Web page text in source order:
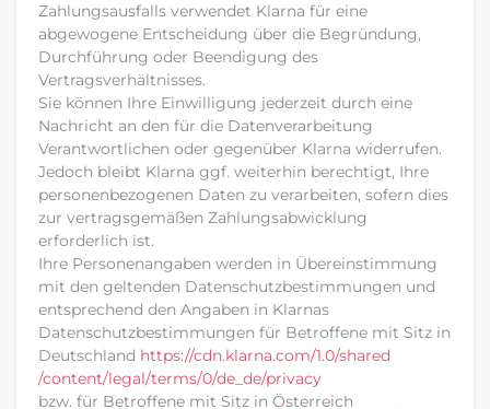
Zahlungsausfalls verwendet Klarna für eine
abgewogene Entscheidung über die Begründung,
Durchführung oder Beendigung des
Vertragsverhältnisses.
Sie können Ihre Einwilligung jederzeit durch eine
Nachricht an den für die Datenverarbeitung
Verantwortlichen oder gegenüber Klarna widerrufen.
Jedoch bleibt Klarna ggf. weiterhin berechtigt, Ihre
personenbezogenen Daten zu verarbeiten, sofern dies
zur vertragsgemäßen Zahlungsabwicklung
erforderlich ist.
Ihre Personenangaben werden in Übereinstimmung
mit den geltenden Datenschutzbestimmungen und
entsprechend den Angaben in Klarnas
Datenschutzbestimmungen für Betroffene mit Sitz in
Deutschland https://cdn.klarna.com/1.0/shared
/content/legal/terms/0/de_de/privacy
bzw. für Betroffene mit Sitz in Österreich